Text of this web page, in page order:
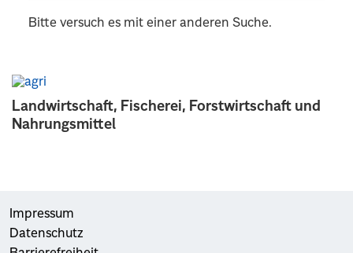
Landwirtschaft, Fischerei, Forstwirtschaft und
Nahrungsmittel
Bitte versuch es mit einer anderen Suche.
Impressum
Datenschutz